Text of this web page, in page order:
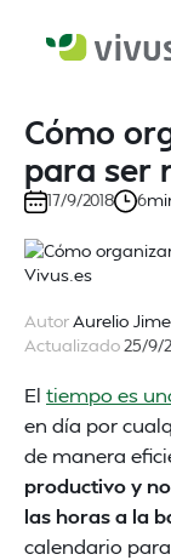
Cómo
para ser
17/9/2018 6
AutorAurelio
Actualizado25/9/
El tiempo es
en día por
de manera
productivo y
las horas a la
calendario